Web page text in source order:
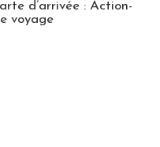
d’arrivée : Action-
voyage